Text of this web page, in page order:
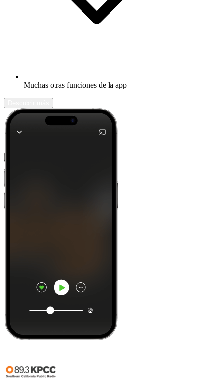
Muchas otras funciones de la app